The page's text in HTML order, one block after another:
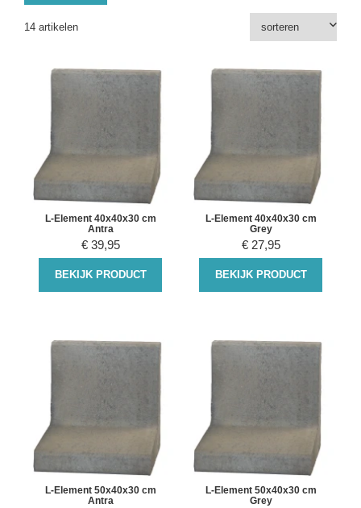
14 artikelen
L-Element 40x40x30 cm
Antra
€ 39,95
BEKIJK PRODUCT
L-Element 40x40x30 cm
Grey
€ 27,95
BEKIJK PRODUCT
L-Element 50x40x30 cm
Antra
L-Element 50x40x30 cm
Grey